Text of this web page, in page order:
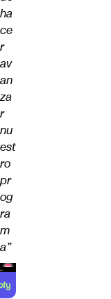
ha
ce
r
av
an
za
r
nu
est
ro
pr
og
ra
m
a”